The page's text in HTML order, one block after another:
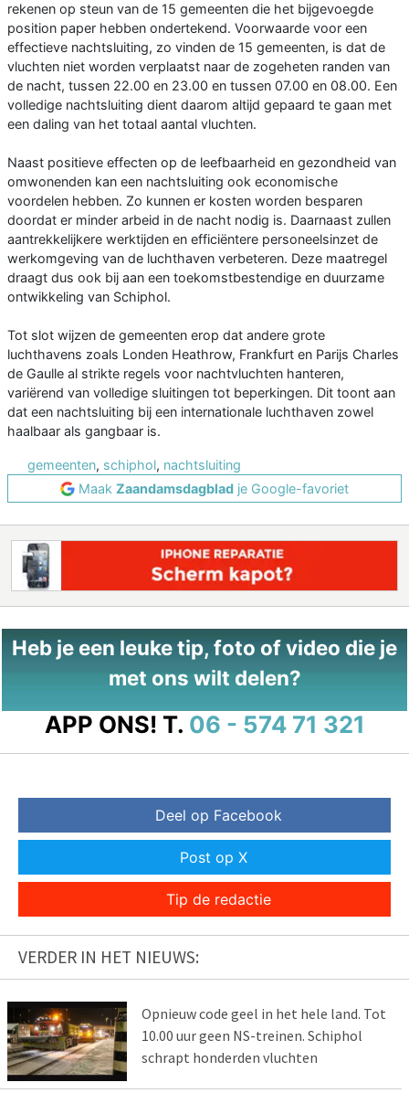
rekenen op steun van de 15 gemeenten die het bijgevoegde
position paper hebben ondertekend. Voorwaarde voor een
effectieve nachtsluiting, zo vinden de 15 gemeenten, is dat de
vluchten niet worden verplaatst naar de zogeheten randen van
de nacht, tussen 22.00 en 23.00 en tussen 07.00 en 08.00. Een
volledige nachtsluiting dient daarom altijd gepaard te gaan met
een daling van het totaal aantal vluchten.
Naast positieve effecten op de leefbaarheid en gezondheid van
omwonenden kan een nachtsluiting ook economische
voordelen hebben. Zo kunnen er kosten worden besparen
doordat er minder arbeid in de nacht nodig is. Daarnaast zullen
aantrekkelijkere werktijden en efficiëntere personeelsinzet de
werkomgeving van de luchthaven verbeteren. Deze maatregel
draagt dus ook bij aan een toekomstbestendige en duurzame
ontwikkeling van Schiphol.
Tot slot wijzen de gemeenten erop dat andere grote
luchthavens zoals Londen Heathrow, Frankfurt en Parijs Charles
de Gaulle al strikte regels voor nachtvluchten hanteren,
variërend van volledige sluitingen tot beperkingen. Dit toont aan
dat een nachtsluiting bij een internationale luchthaven zowel
haalbaar als gangbaar is.
gemeenten, schiphol, nachtsluiting
Maak Zaandamsdagblad je Google-favoriet
Heb je een leuke tip, foto of video die je
met ons wilt delen?
APP ONS! T. 06 - 574 71 321
Deel op Facebook
Post op X
Tip de redactie
VERDER IN HET NIEUWS:
Opnieuw code geel in het hele land. Tot
10.00 uur geen NS-treinen. Schiphol
schrapt honderden vluchten